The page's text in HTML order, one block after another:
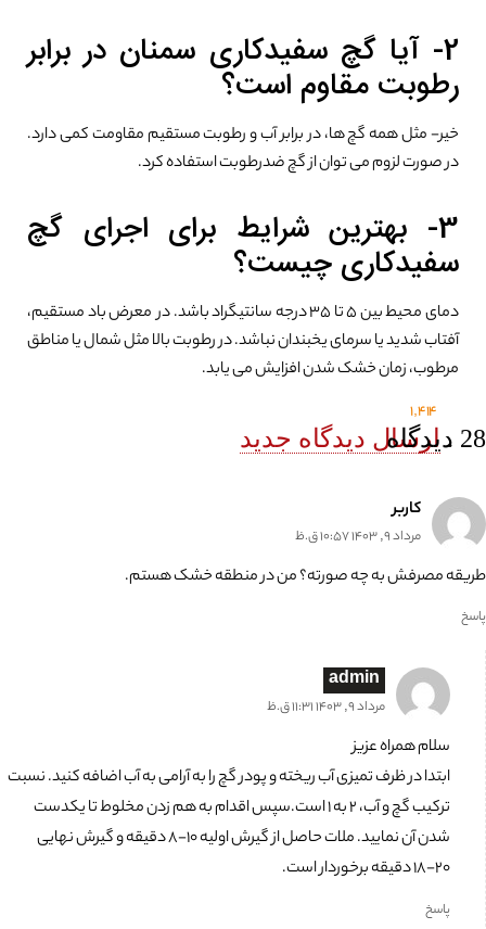
2- آیا گچ سفیدکاری سمنان در برابر
رطوبت مقاوم است؟
خیر- مثل همه گچ ها، در برابر آب و رطوبت مستقیم مقاومت کمی دارد.
در صورت لزوم می توان از گچ ضدرطوبت استفاده کرد.
3- بهترین شرایط برای اجرای گچ
سفیدکاری چیست؟
دمای محیط بین 5 تا 35 درجه سانتیگراد باشد. در معرض باد مستقیم،
آفتاب شدید یا سرمای یخبندان نباشد. در رطوبت بالا مثل شمال یا مناطق
مرطوب، زمان خشک شدن افزایش می یابد.
1,414
28 دیدگاه
. ارسال دیدگاه جدید
کاربر
مرداد 9, 1403 10:57 ق.ظ
طریقه مصرفش به چه صورته؟ من در منطقه خشک هستم.
پاسخ
admin
مرداد 9, 1403 11:31 ق.ظ
سلام همراه عزیز
ابتدا در ظرف تمیزی آب ریخته و پودر گچ را به آرامی به آب اضافه کنید. نسبت
ترکیب گچ و آب، ۲ به ۱ است.سپس اقدام به هم زدن مخلوط تا یکدست
شدن آن نمایید. ملات حاصل از گیرش اولیه ۱۰-۸ دقیقه و گیرش نهایی
۲۰-۱۸ دقیقه برخوردار است.
پاسخ